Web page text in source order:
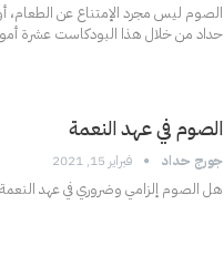
الصوم ليس مجرد الإمتناع عن الطعام،
حداد من خلال هذا البودكاست عشرة
الصوم في عهد النعمة
جورج حداد فبراير 15, 2021
هل الصوم إلزامي وضروري في عهد